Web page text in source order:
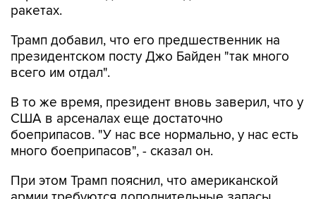
Трамп добавил, что его предшественник на
всего им отдал".
В то же время, президент вновь заверил, что у
боеприпасов. "У нас все нормально, у нас есть
много боеприпасов", - сказал он.
При этом Трамп пояснил, что американской
оружия на случай дальнейших вооруженных